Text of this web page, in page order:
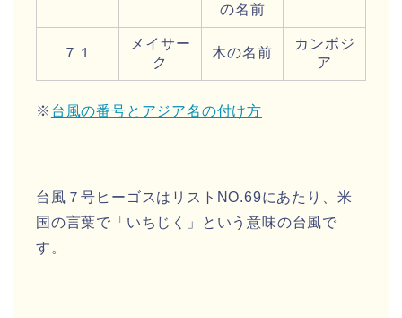
の名前
７１
メイサー
ク
木の名前
カンボジ
ア
※ 台風の番号とアジア名の付け方
台風７号ヒーゴス はリストNO.69にあたり、 米
国の言葉で「 いちじく 」という意味の台風で
す。